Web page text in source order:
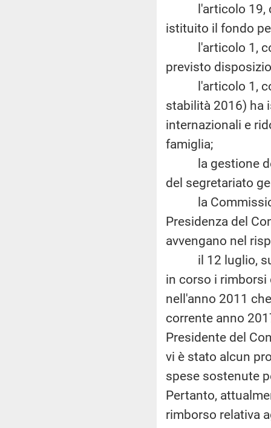
l'articolo 19,
istituito il fondo
l'articolo 1,
previsto
l'articolo 1,
stabilità 2016) ha
internazionali e
famiglia;
la gestione del
del segretariato
la
Presidenza del
avvengano nel
il 12 luglio, sul
in corso i rimborsi
nell'anno 2011
corrente anno
Presidente del
vi è stato alcun
spese sostenute
Pertanto,
rimborso relativa